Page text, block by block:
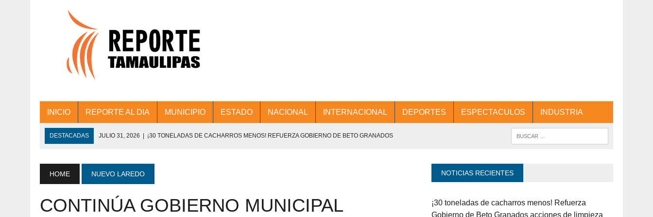
INICIO REPORTE AL DIA MUNICIPIO ESTADO NACIONAL INTERNACIONAL DEPORTES ESPECTACULOS INDUSTRIA
DESTACADAS JULIO 31, 2026 | ¡30 TONELADAS DE CACHARROS MENOS! REFUERZA GOBIERNO DE BETO GRANADOS
JULIO 30, 2026 | 💧🚰 ¡AGUA PARA LA COMUNIDAD!
JULIO 30, 2026 | ¡TRABAJO EN EQUIPO Y RESULTADOS! ENCABEZA BETO GRANADOS MESA DE TRABAJO CON PRESIDENTES
HOME NUEVO LAREDO
CONTINÚA GOBIERNO MUNICIPAL
NOTICIAS RECIENTES
¡30 toneladas de cacharros menos! Refuerza
Gobierno de Beto Granados acciones de limpieza